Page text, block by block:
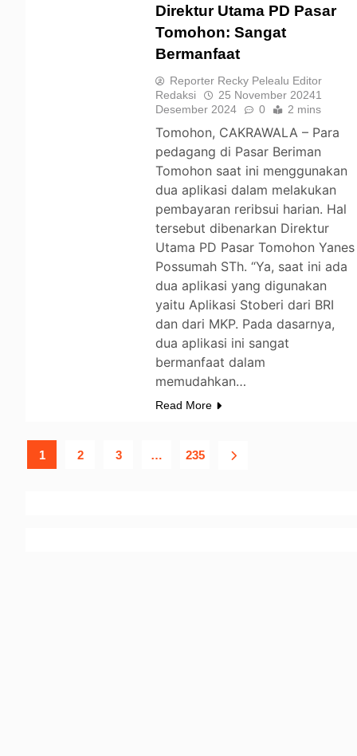
Direktur Utama PD Pasar
Tomohon: Sangat
Bermanfaat
Reporter Recky Pelealu Editor
Redaksi
25 November 20241
Desember 2024
0 2 mins
Tomohon, CAKRAWALA – Para
pedagang di Pasar Beriman
Tomohon saat ini menggunakan
dua aplikasi dalam melakukan
pembayaran reribsui harian. Hal
tersebut dibenarkan Direktur
Utama PD Pasar Tomohon Yanes
Possumah STh. “Ya, saat ini ada
dua aplikasi yang digunakan
yaitu Aplikasi Stoberi dari BRI
dan dari MKP. Pada dasarnya,
dua aplikasi ini sangat
bermanfaat dalam
memudahkan…
Read More
1 2 3 … 235